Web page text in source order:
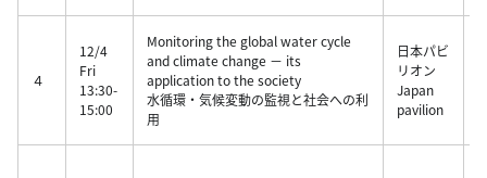
４
12/4
Fri
13:30-
15:00
Monitoring the global water cycle
and climate change － its
application to the society
水循環・気候変動の監視と社会への利
用
日本パビ
リオン
Japan
pavilion